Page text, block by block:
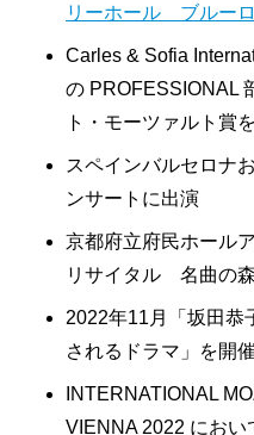
リーホール ブルーロ
Carles & Sofia
の PROFESSIONAL
ト・モーツァルト賞
スペインバルセロナ
ンサートに出演
京都府立府民ホール
リサイタル 名曲の
2022年11月「坂田
されるドラマ」を開催
INTERNATIONAL
VIENNA 2022 におい